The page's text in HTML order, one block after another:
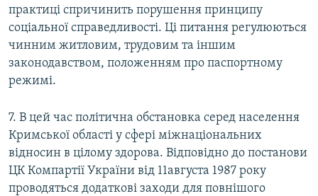
практиці спричинить порушення принципу
соціальної справедливості. Ці питання регулюються
чинним житловим, трудовим та іншим
законодавством, положенням про паспортному
режимі.
7. В цей час політична обстановка серед населення
Кримської області у сфері міжнаціональних
відносин в цілому здорова. Відповідно до постанови
ЦК Компартії України від 11августа 1987 року
проводяться додаткові заходи для повнішого